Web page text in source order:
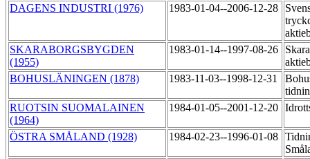
DAGENS INDUSTRI (1976)
1983-01-04--2006-12-28
SKARABORGSBYGDEN
(1955)
1983-01-14--1997-08-26
BOHUSLÄNINGEN (1878)
1983-11-03--1998-12-31
RUOTSIN SUOMALAINEN
(1964)
1984-01-05--2001-12-20
ÖSTRA SMÅLAND (1928) 1984-02-23--1996-01-08